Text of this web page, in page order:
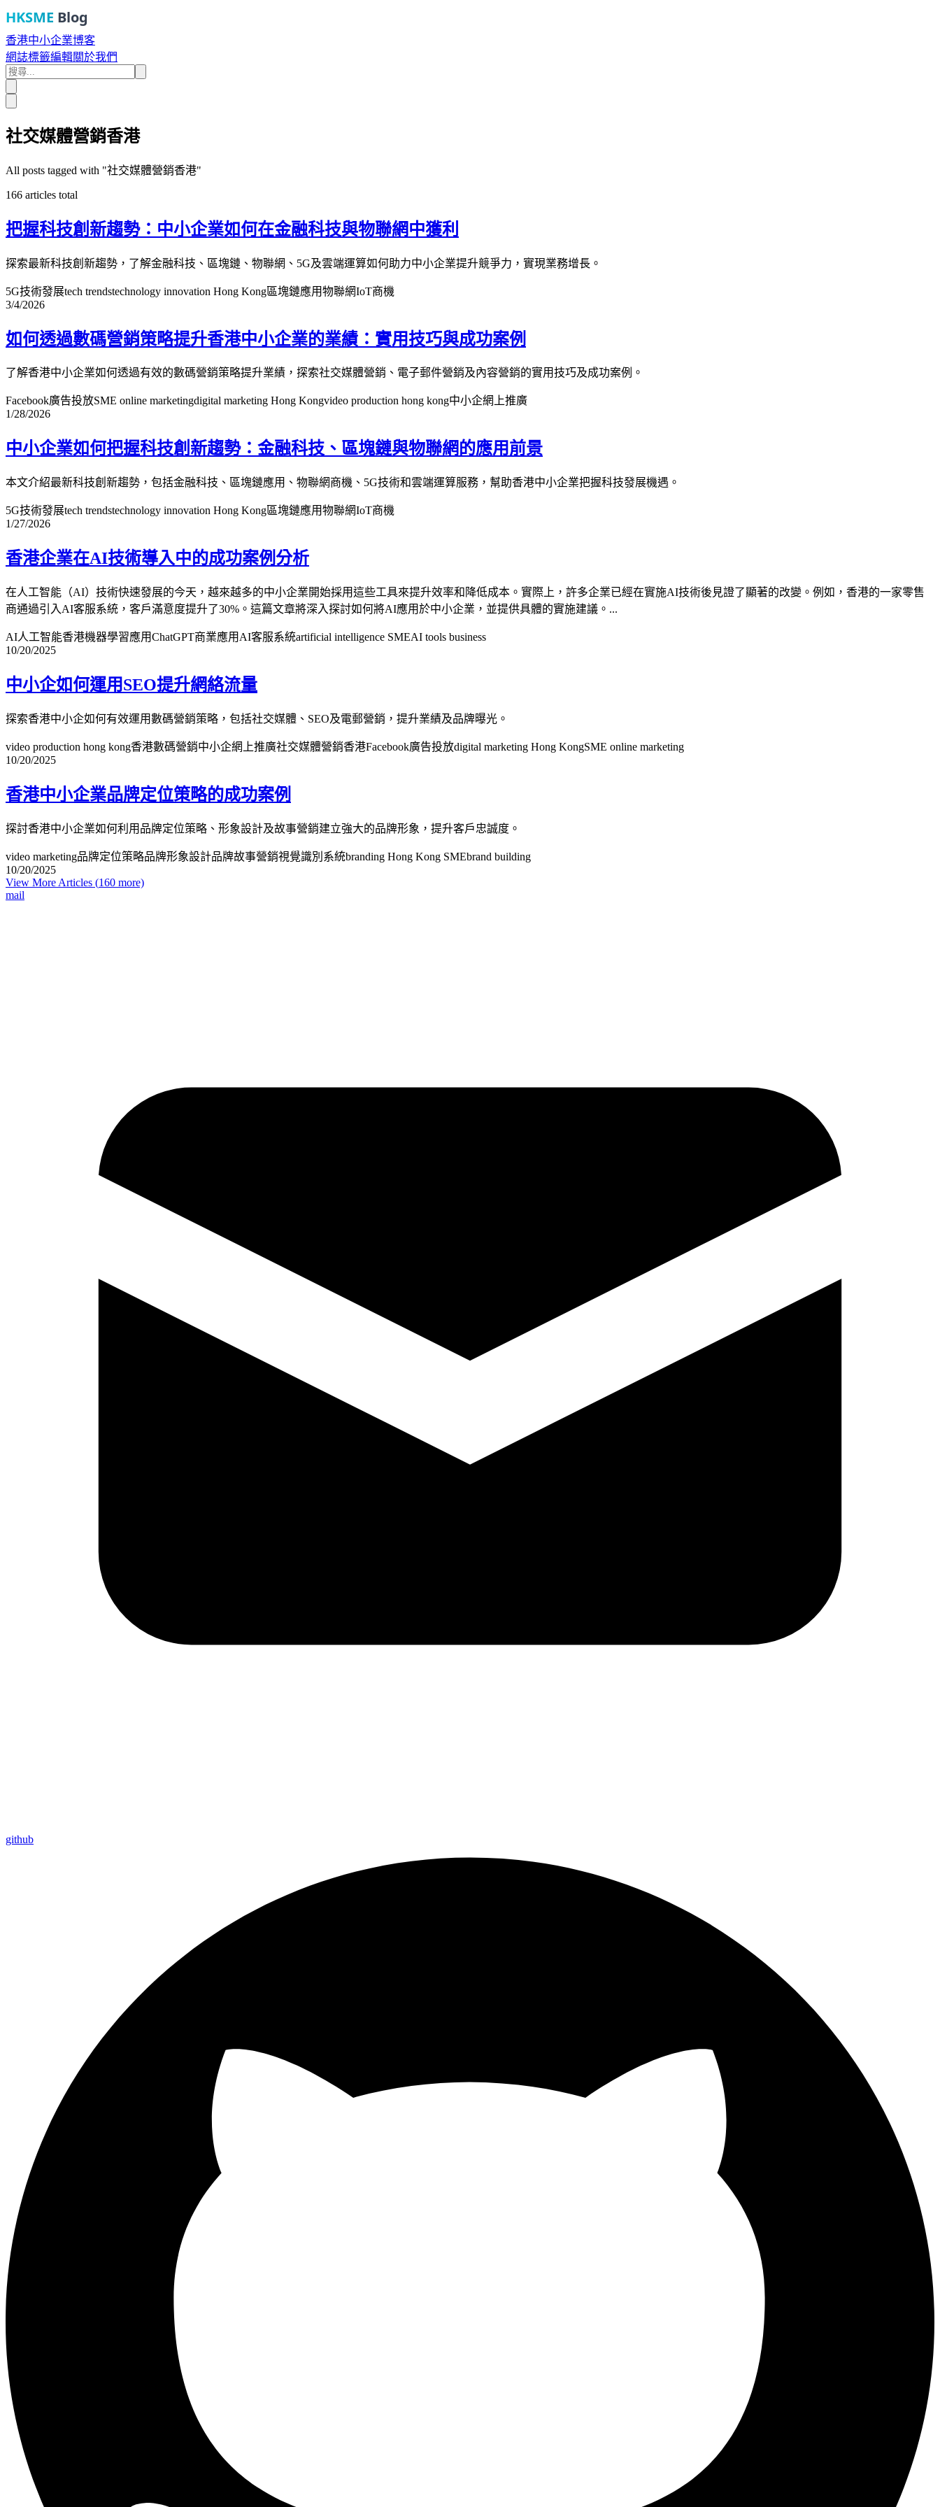
HKSME Blog
香港中小企業博客
網誌標籤編輯關於我們
社交媒體營銷香港
All posts tagged with "社交媒體營銷香港"
166 articles total
把握科技創新趨勢：中小企業如何在金融科技與物聯網中獲利
探索最新科技創新趨勢，了解金融科技、區塊鏈、物聯網、5G及雲端運算如何助力中小企業提升競爭力，實現業務增長。
5G技術發展tech trendstechnology innovation Hong Kong區塊鏈應用物聯網IoT商機
3/4/2026
如何透過數碼營銷策略提升香港中小企業的業績：實用技巧與成功案例
了解香港中小企業如何透過有效的數碼營銷策略提升業績，探索社交媒體營銷、電子郵件營銷及內容營銷的實用技巧及成功案例。
Facebook廣告投放SME online marketingdigital marketing Hong Kongvideo production hong kong中小企網上推廣
1/28/2026
中小企業如何把握科技創新趨勢：金融科技、區塊鏈與物聯網的應用前景
本文介紹最新科技創新趨勢，包括金融科技、區塊鏈應用、物聯網商機、5G技術和雲端運算服務，幫助香港中小企業把握科技發展機遇。
5G技術發展tech trendstechnology innovation Hong Kong區塊鏈應用物聯網IoT商機
1/27/2026
香港企業在AI技術導入中的成功案例分析
在人工智能（AI）技術快速發展的今天，越來越多的中小企業開始採用這些工具來提升效率和降低成本。實際上，許多企業已經在實施AI技術後見證了顯著的改變。例如，香港的一家零售
商通過引入AI客服系統，客戶滿意度提升了30%。這篇文章將深入探討如何將AI應用於中小企業，並提供具體的實施建議。...
AI人工智能香港機器學習應用ChatGPT商業應用 AI客服系統artificial intelligence SMEAI tools business
10/20/2025
中小企如何運用SEO提升網絡流量
探索香港中小企如何有效運用數碼營銷策略，包括社交媒體、SEO及電郵營銷，提升業績及品牌曝光。
video production hong kong香港數碼營銷中小企網上推廣社交媒體營銷香港Facebook廣告投放digital marketing Hong KongSME online marketing
10/20/2025
香港中小企業品牌定位策略的成功案例
探討香港中小企業如何利用品牌定位策略、形象設計及故事營銷建立強大的品牌形象，提升客戶忠誠度。
video marketing品牌定位策略品牌形象設計品牌故事營銷視覺識別系統branding Hong Kong SMEbrand building
10/20/2025
View More Articles (160 more)
mail
github